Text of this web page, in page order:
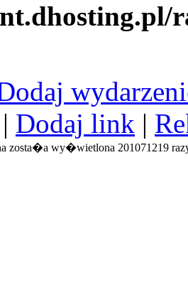
| Dodaj link |
zosta�a wy�wietlona 201071219